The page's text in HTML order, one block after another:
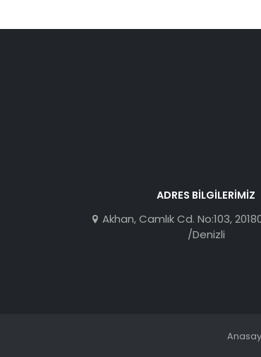
ADRES BILGILERIMIZ
Akhan, Camlık Cd. No:103,
/Denizli